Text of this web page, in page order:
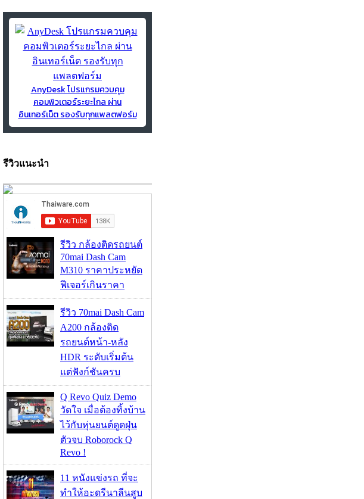
AnyDesk โปรแกรมควบคุม
คอมพิวเตอร์ระยะไกล ผ่าน
อินเทอร์เน็ต รองรับทุกแพลตฟอร์ม
รีวิวแนะนำ
รีวิว กล้องติดรถยนต์
70mai Dash Cam
M310 ราคาประหยัด
ฟีเจอร์เกินราคา
รีวิว 70mai Dash Cam
A200 กล้องติด
รถยนต์หน้า-หลัง
HDR ระดับเริ่มต้น
แต่ฟังก์ชันครบ
Q Revo Quiz Demo
วัดใจ เมื่อต้องทิ้งบ้าน
ไว้กับหุ่นยนต์ดูดฝุ่น
ตัวจบ Roborock Q
Revo !
11 หนังแข่งรถ ที่จะ
ทำให้อะดรีนาลีนสูบ